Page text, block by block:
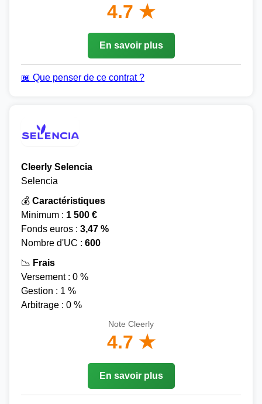
4.7 ★
En savoir plus
📖 Que penser de ce contrat ?
Cleerly Selencia
Selencia
💰 Caractéristiques
Minimum : 1 500 €
Fonds euros : 3,47 %
Nombre d'UC : 600
📉 Frais
Versement : 0 %
Gestion : 1 %
Arbitrage : 0 %
Note Cleerly
4.7 ★
En savoir plus